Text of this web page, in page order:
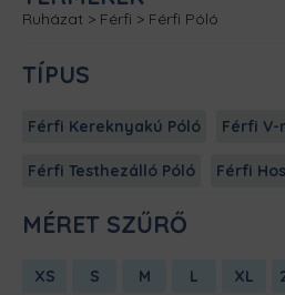
Ruházat > Férfi > Férfi Póló
TÍPUS
Férfi Kereknyakú Póló Férfi V-
Férfi Testhezálló Póló Férfi
MÉRET SZŰRŐ
XS S M L XL